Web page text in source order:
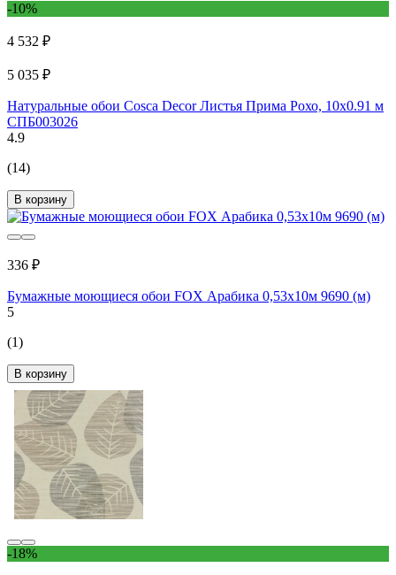
-10%
4 532 ₽
5 035 ₽
Натуральные обои Cosca Decor Листья Прима Рохо, 10x0.91 м
СПБ003026
4.9
(14)
В корзину
336 ₽
Бумажные моющиеся обои FOX Арабика 0,53x10м 9690 (м)
5
(1)
В корзину
-18%